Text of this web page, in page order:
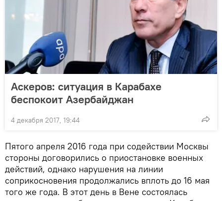
Аскеров: ситуация в Карабахе
беспокоит Азербайджан
4 декабря 2017, 19:44
Пятого апреля 2016 года при содействии Москвы
стороны договорились о приостановке военных
действий, однако нарушения на линии
соприкосновения продолжались вплоть до 16 мая
того же года. В этот день в Вене состоялась